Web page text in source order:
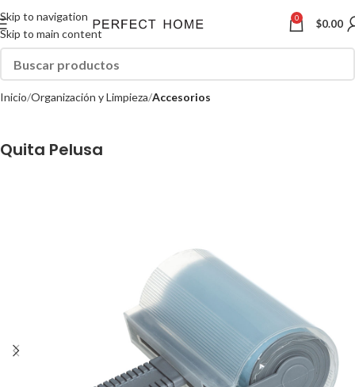
Skip to navigation
Skip to main content
0 $0.00
Inicio Organización y Limpieza Accesorios
Quita Pelusa